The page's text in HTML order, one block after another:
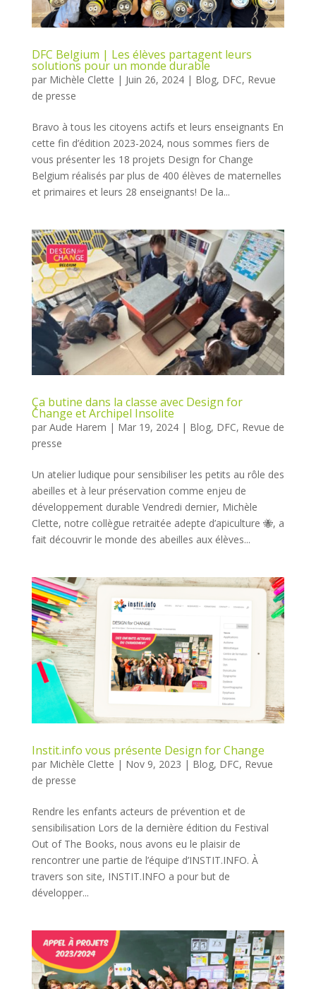
DFC Belgium | Les élèves partagent leurs
solutions pour un monde durable
par Michèle Clette | Juin 26, 2024| Blog, DFC, Revue
de presse
Bravo à tous les citoyens actifs et leurs enseignants En
cette fin d’édition 2023-2024, nous sommes fiers de
vous présenter les 18 projets Design for Change
Belgium réalisés par plus de 400 élèves de maternelles
et primaires et leurs 28 enseignants! De la...
Ça butine dans la classe avec Design for
Change et Archipel Insolite
par Aude Harem | Mar 19, 2024| Blog, DFC, Revue de
presse
Un atelier ludique pour sensibiliser les petits au rôle des
abeilles et à leur préservation comme enjeu de
développement durable Vendredi dernier, Michèle
Clette, notre collègue retraitée adepte d’apiculture 🐝, a
fait découvrir le monde des abeilles aux élèves...
Instit.info vous présente Design for Change
par Michèle Clette | Nov 9, 2023 | Blog, DFC, Revue
de presse
Rendre les enfants acteurs de prévention et de
sensibilisation Lors de la dernière édition du Festival
Out of The Books, nous avons eu le plaisir de
rencontrer une partie de l’équipe d’INSTIT.INFO. À
travers son site, INSTIT.INFO a pour but de
développer...